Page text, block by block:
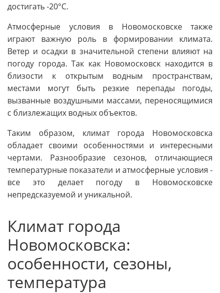
достигать -20°C.
Атмосферные условия в Новомосковске также
играют важную роль в формировании климата.
Ветер и осадки в значительной степени влияют на
погоду города. Так как Новомосковск находится в
близости к открытым водным пространствам,
местами могут быть резкие перепады погоды,
вызванные воздушными массами, переносящимися
с близлежащих водных объектов.
Таким образом, климат города Новомосковска
обладает своими особенностями и интересными
чертами. Разнообразие сезонов, отличающиеся
температурные показатели и атмосферные условия -
все это делает погоду в Новомосковске
непредсказуемой и уникальной.
Климат города
Новомосковска:
особенности, сезоны,
температура